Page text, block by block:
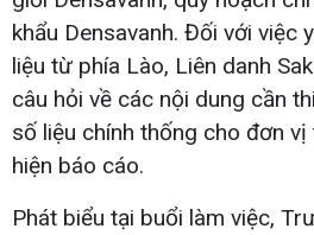
khẩu Densavanh. Đối với việc
liệu từ phía Lào, Liên danh
câu hỏi về các nội dung cần
số liệu chính thống cho đơn
hiện báo cáo.
Phát biểu tại buổi làm việc,